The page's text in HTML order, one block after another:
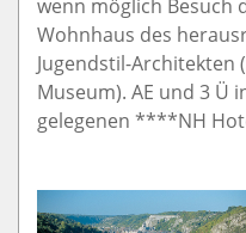
wenn möglich Besuch
Wohnhaus des
Jugendstil-Architekten
Museum). AE und 3 Ü
gelegenen ****NH